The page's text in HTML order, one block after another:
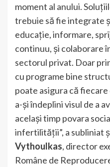
moment al anului.
trebuie să fie integrate
educație, informare,
continuu, și colaborare
sectorul privat. Doar
cu programe bine
poate asigura că
a-și îndeplini visul de a
același timp povara
infertilității”, a subliniat
Vythoulkas, director
Române de